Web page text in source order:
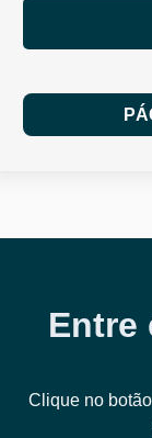
Entre
Clique no